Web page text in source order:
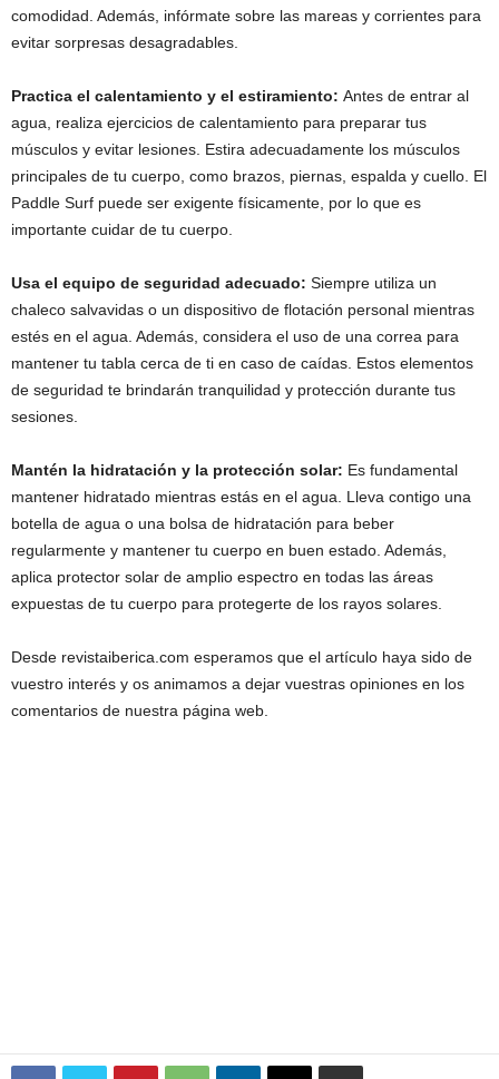
comodidad. Además, infórmate sobre las mareas y corrientes para
evitar sorpresas desagradables.
Practica el calentamiento y el estiramiento: Antes de entrar al
agua, realiza ejercicios de calentamiento para preparar tus
músculos y evitar lesiones. Estira adecuadamente los músculos
principales de tu cuerpo, como brazos, piernas, espalda y cuello. El
Paddle Surf puede ser exigente físicamente, por lo que es
importante cuidar de tu cuerpo.
Usa el equipo de seguridad adecuado: Siempre utiliza un
chaleco salvavidas o un dispositivo de flotación personal mientras
estés en el agua. Además, considera el uso de una correa para
mantener tu tabla cerca de ti en caso de caídas. Estos elementos
de seguridad te brindarán tranquilidad y protección durante tus
sesiones.
Mantén la hidratación y la protección solar: Es fundamental
mantener hidratado mientras estás en el agua. Lleva contigo una
botella de agua o una bolsa de hidratación para beber
regularmente y mantener tu cuerpo en buen estado. Además,
aplica protector solar de amplio espectro en todas las áreas
expuestas de tu cuerpo para protegerte de los rayos solares.
Desde revistaiberica.com esperamos que el artículo haya sido de
vuestro interés y os animamos a dejar vuestras opiniones en los
comentarios de nuestra página web.